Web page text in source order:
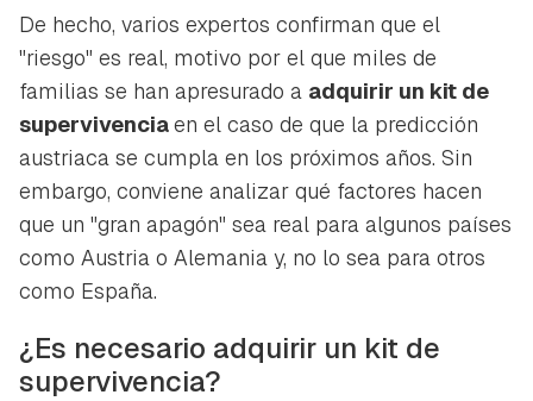
De hecho, varios expertos confirman que el
"riesgo" es real, motivo por el que miles de
familias se han apresurado a adquirir un kit de
supervivenciaen el caso de que la predicción
austriaca se cumpla en los próximos años. Sin
embargo, conviene analizar qué factores hacen
que un "gran apagón" sea real para algunos países
como Austria o Alemania y, no lo sea para otros
como España.
¿Es necesario adquirir un kit de
supervivencia?